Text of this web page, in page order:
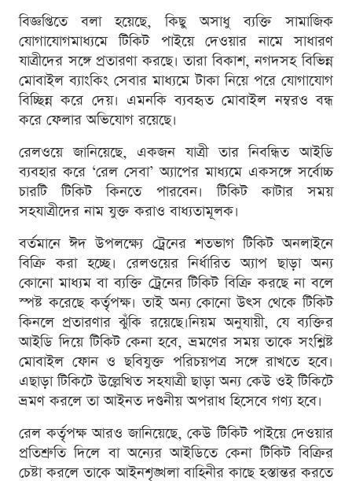
বিজ্ঞপ্তিতে বলা হয়েছে, কিছু অসাধু ব্যক্তি সামাজিক
যোগাযোগমাধ্যমে টিকিট পাইয়ে দেওয়ার নামে সাধারণ
যাত্রীদের সঙ্গে প্রতারণা করছে। তারা বিকাশ, নগদসহ বিভিন্ন
মোবাইল ব্যাংকিং সেবার মাধ্যমে টাকা নিয়ে পরে যোগাযোগ
বিচ্ছিন্ন করে দেয়। এমনকি ব্যবহৃত মোবাইল নম্বরও বন্ধ
করে ফেলার অভিযোগ রয়েছে।
রেলওয়ে জানিয়েছে, একজন যাত্রী তার নিবন্ধিত আইডি
ব্যবহার করে ‘রেল সেবা’ অ্যাপের মাধ্যমে একসঙ্গে সর্বোচ্চ
চারটি টিকিট কিনতে পারবেন। টিকিট কাটার সময়
সহযাত্রীদের নাম যুক্ত করাও বাধ্যতামূলক।
বর্তমানে ঈদ উপলক্ষ্যে ট্রেনের শতভাগ টিকিট অনলাইনে
বিক্রি করা হচ্ছে। রেলওয়ের নির্ধারিত অ্যাপ ছাড়া অন্য
কোনো মাধ্যম বা ব্যক্তি ট্রেনের টিকিট বিক্রি করছে না বলে
স্পষ্ট করেছে কর্তৃপক্ষ। তাই অন্য কোনো উৎস থেকে টিকিট
কিনলে প্রতারণার ঝুঁকি রয়েছে।নিয়ম অনুযায়ী, যে ব্যক্তির
আইডি দিয়ে টিকিট কেনা হবে, ভ্রমণের সময় তাকে সংশ্লিষ্ট
মোবাইল ফোন ও ছবিযুক্ত পরিচয়পত্র সঙ্গে রাখতে হবে।
এছাড়া টিকিটে উল্লেখিত সহযাত্রী ছাড়া অন্য কেউ ওই টিকিটে
ভ্রমণ করলে তা আইনত দণ্ডনীয় অপরাধ হিসেবে গণ্য হবে।
রেল কর্তৃপক্ষ আরও জানিয়েছে, কেউ টিকিট পাইয়ে দেওয়ার
প্রতিশ্রুতি দিলে বা অন্যের আইডিতে কেনা টিকিট বিক্রির
চেষ্টা করলে তাকে আইনশৃঙ্খলা বাহিনীর কাছে হস্তান্তর করতে